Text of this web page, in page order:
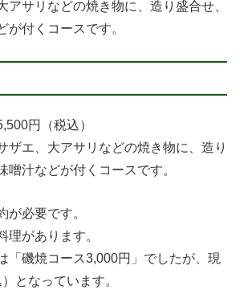
アサリなどの焼き物に、造り盛合せ、
が付くコースです。
円（税込）
ザエ、大アサリなどの焼き物に、造り
噌汁などが付くコースです。
が必要です。
理があります。
「磯焼コース3,000円」でしたが、現
となっています。